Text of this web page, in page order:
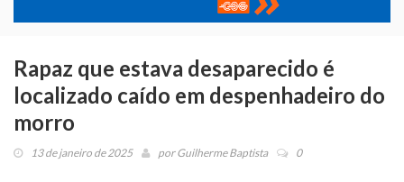
Rapaz que estava desaparecido é
localizado caído em despenhadeiro do
morro
13 de janeiro de 2025 porGuilherme Baptista 0